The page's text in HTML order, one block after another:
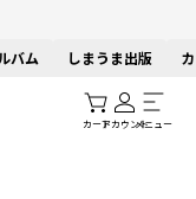
バム しまうま出版
カートアカウントメニュー